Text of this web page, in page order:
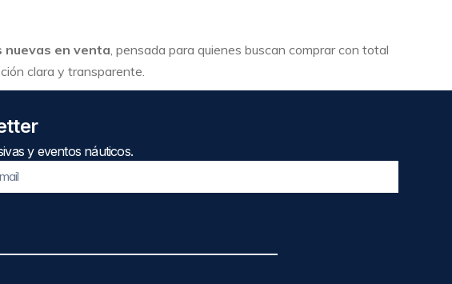
nuevas en venta, pensada para quienes buscan comprar con total
clara y transparente.
y eventos náuticos.